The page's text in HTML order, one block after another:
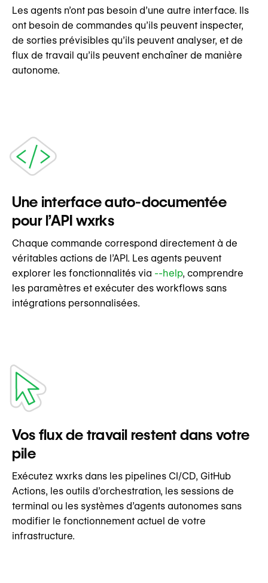
Les agents n’ont pas besoin d’une autre interface. Ils
ont besoin de commandes qu’ils peuvent inspecter,
de sorties prévisibles qu’ils peuvent analyser, et de
flux de travail qu’ils peuvent enchaîner de manière
autonome.
Une interface auto-documentée
pour l’API wxrks
Chaque commande correspond directement à de
véritables actions de l’API. Les agents peuvent
explorer les fonctionnalités via --help, comprendre
les paramètres et exécuter des workflows sans
intégrations personnalisées.
Vos flux de travail restent dans votre
pile
Exécutez wxrks dans les pipelines CI/CD, GitHub
Actions, les outils d’orchestration, les sessions de
terminal ou les systèmes d’agents autonomes sans
modifier le fonctionnement actuel de votre
infrastructure.